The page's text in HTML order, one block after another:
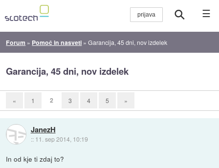
☰
Forum » Pomoč in nasveti »Garancija, 45 dni, nov izdelek
Garancija, 45 dni, nov izdelek
« 1 2 3 4 5 »
JanezH
:: 11. sep 2014, 10:19
In od kje ti zdaj to?